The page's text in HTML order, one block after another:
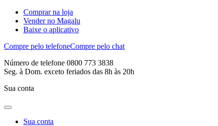
Comprar na loja
Vender no Magalu
Baixe o aplicativo
Compre pelo telefoneCompre pelo chat
Número de telefone 0800 773 3838
Seg. à Dom. exceto feriados das 8h às 20h
Sua conta
Sua conta